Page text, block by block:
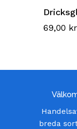
69,00 kr
breda